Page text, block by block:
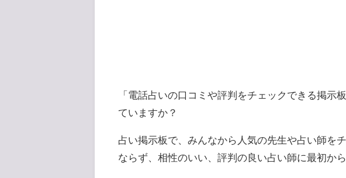
「電話占いの口コミや評判をチェックできる掲示
ていますか？
占い掲示板で、みんなから人気の先生や占い師を
ならず、相性のいい、評判の良い占い師に最初か